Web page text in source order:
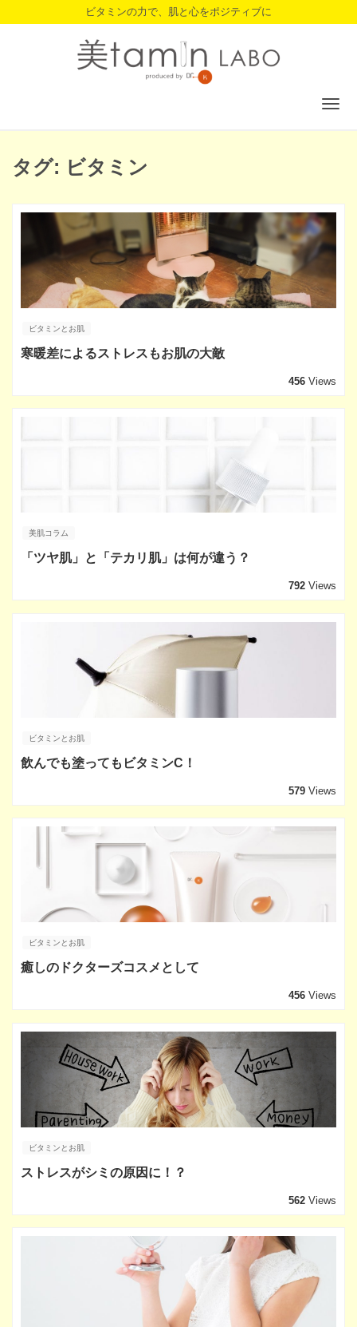
ビタミンの力で、肌と心をポジティブに
タグ: ビタミン
ビタミンとお肌
寒暖差によるストレスもお肌の大敵
456 Views
美肌コラム
「ツヤ肌」と「テカリ肌」は何が違う？
792 Views
ビタミンとお肌
飲んでも塗ってもビタミンC！
579 Views
ビタミンとお肌
癒しのドクターズコスメとして
456 Views
ビタミンとお肌
ストレスがシミの原因に！？
562 Views